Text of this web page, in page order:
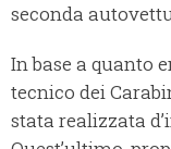
seconda
In base a quanto
tecnico dei
stata realizzata